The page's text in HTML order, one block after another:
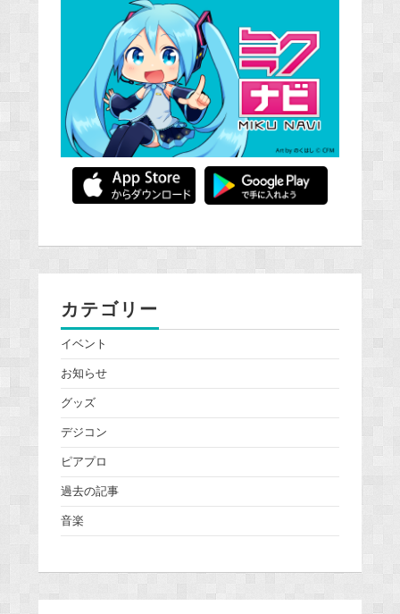
カテゴリー
イベント
お知らせ
グッズ
デジコン
ピアプロ
過去の記事
音楽